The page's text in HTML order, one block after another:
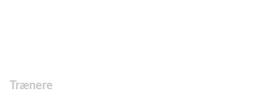
Trænere